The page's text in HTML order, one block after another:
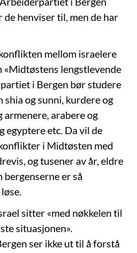
henviser til, men de har
mellom israelere
«Midtøstens lengstlevende
i Bergen bør studere
og sunni, kurdere og
armenere, arabere og
egyptere etc. Da vil de
i Midtøsten med
og tusener av år, eldre
er så
sitter «med nøkkelen til
situasjonen».
ser ikke ut til å forstå